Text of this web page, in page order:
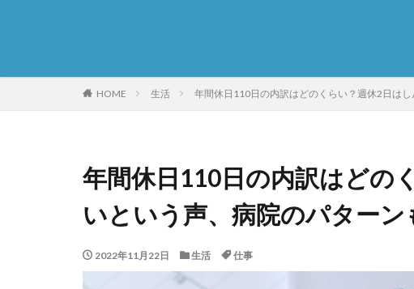
HOME 生活 年間休日110日の内訳はどのくらい？週休2日は
年間休日110日の内訳はどの
いという声、病院のパターン
2022年11月22日 生活 仕事